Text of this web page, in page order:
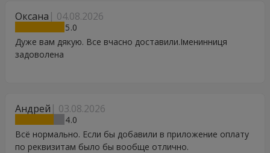
Оксана 04.08.2026
5
Дуже вам дякую. Все вчасно доставили.Іменинниця
задоволена
Андрей 03.08.2026
4
Всё нормально. Если бы добавили в приложение оплату
по реквизитам было бы вообще отлично.